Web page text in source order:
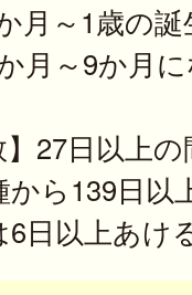
月～1歳の
月～9か月
】27日以上
ら139日以
6日以上あけ